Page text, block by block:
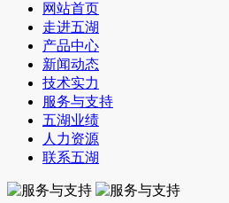
网站首页
走进五湖
产品中心
新闻动态
技术实力
服务与支持
五湖业绩
人力资源
联系五湖